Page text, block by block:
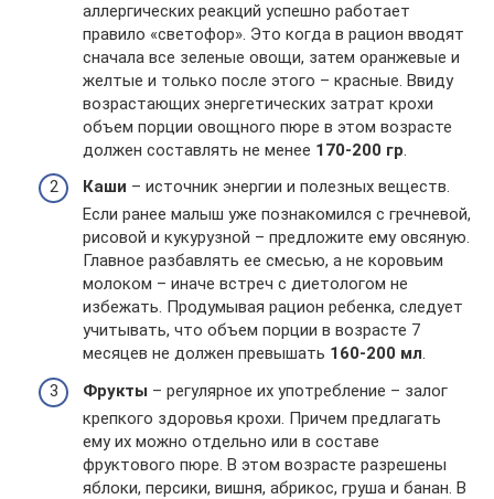
аллергических реакций успешно работает
правило «светофор». Это когда в рацион вводят
сначала все зеленые овощи, затем оранжевые и
желтые и только после этого – красные. Ввиду
возрастающих энергетических затрат крохи
объем порции овощного пюре в этом возрасте
должен составлять не менее 170-200 гр
Каши – источник энергии и полезных веществ.
Если ранее малыш уже познакомился с гречневой,
рисовой и кукурузной – предложите ему овсяную.
Главное разбавлять ее смесью, а не коровьим
молоком – иначе встреч с диетологом не
избежать. Продумывая рацион ребенка, следует
учитывать, что объем порции в возрасте 7
месяцев не должен превышать 160-200 мл.
Фрукты – регулярное их употребление – залог
крепкого здоровья крохи. Причем предлагать
ему их можно отдельно или в составе
фруктового пюре. В этом возрасте разрешены
яблоки, персики, вишня, абрикос, груша и банан. В